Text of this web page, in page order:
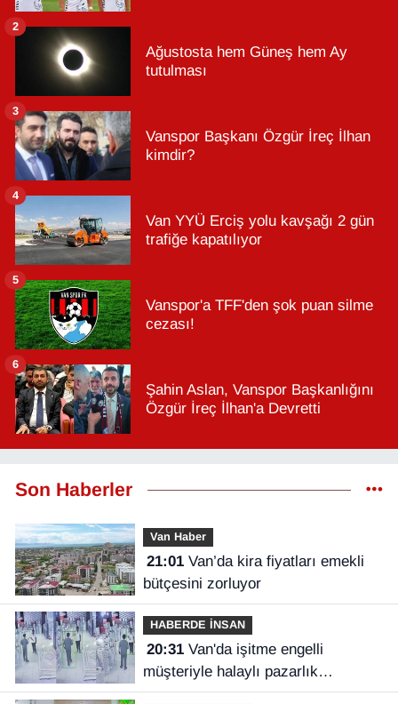
Ağustosta hem Güneş hem Ay
tutulması
2
Vanspor Başkanı Özgür İreç İlhan
kimdir?
3
Van YYÜ Erciş yolu kavşağı 2 gün
trafiğe kapatılıyor
4
Vanspor'a TFF'den şok puan silme
cezası!
5
Şahin Aslan, Vanspor Başkanlığını
Özgür İreç İlhan'a Devretti
6
Son Haberler
Van Haber
21:01Van’da kira fiyatları emekli
bütçesini zorluyor
HABERDE İNSAN
20:31Van'da işitme engelli
müşteriyle halaylı pazarlık
gülümsetti